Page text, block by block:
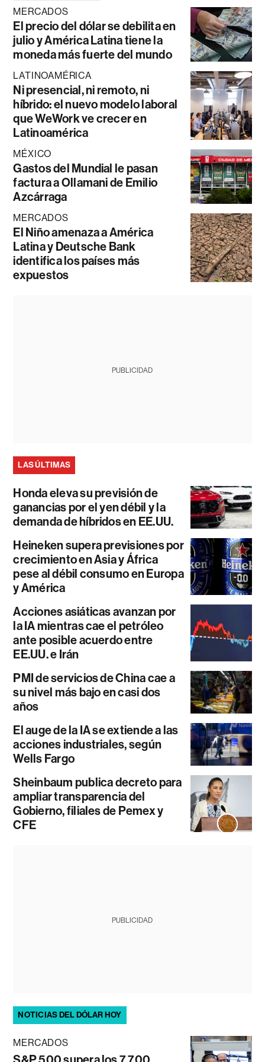
MERCADOS
El precio del dólar se debilita en
julio y América Latina tiene la
moneda más fuerte del mundo
LATINOAMÉRICA
Ni presencial, ni remoto, ni
híbrido: el nuevo modelo laboral
que WeWork ve crecer en
Latinoamérica
MÉXICO
Gastos del Mundial le pasan
factura a Ollamani de Emilio
Azcárraga
MERCADOS
El Niño amenaza a América
Latina y Deutsche Bank
identifica los países más
expuestos
PUBLICIDAD
LAS ÚLTIMAS
Honda eleva su previsión de
ganancias por el yen débil y la
demanda de híbridos en EE.UU.
Heineken supera previsiones por
crecimiento en Asia y África
pese al débil consumo en Europa
y América
Acciones asiáticas avanzan por
la IA mientras cae el petróleo
ante posible acuerdo entre
EE.UU. e Irán
PMI de servicios de China cae a
su nivel más bajo en casi dos
años
El auge de la IA se extiende a las
acciones industriales, según
Wells Fargo
Sheinbaum publica decreto para
ampliar transparencia del
Gobierno, filiales de Pemex y
CFE
PUBLICIDAD
NOTICIAS DEL DÓLAR HOY
MERCADOS